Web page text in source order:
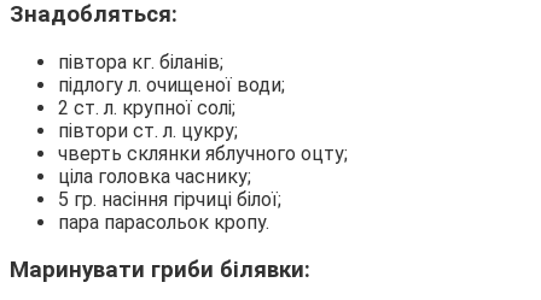
Знадобляться:
півтора кг. біланів;
підлогу л. очищеної води;
2 ст. л. крупної солі;
півтори ст. л. цукру;
чверть склянки яблучного оцту;
ціла головка часнику;
5 гр. насіння гірчиці білої;
пара парасольок кропу.
Маринувати гриби білявки: